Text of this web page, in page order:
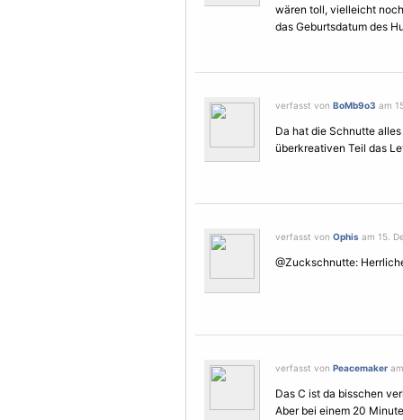
wären toll, vielleicht
das Geburtsdatum des
verfasst von BoMb9o3 am
Da hat die Schnutte
überkreativen Teil das
verfasst von Ophis am 15.
@Zuckschnutte:
verfasst von Peacemaker
Das C ist da bisschen
Aber bei einem 20